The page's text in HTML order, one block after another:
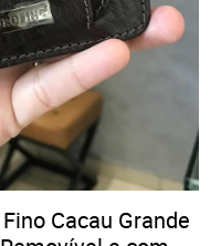
Cacau Grande